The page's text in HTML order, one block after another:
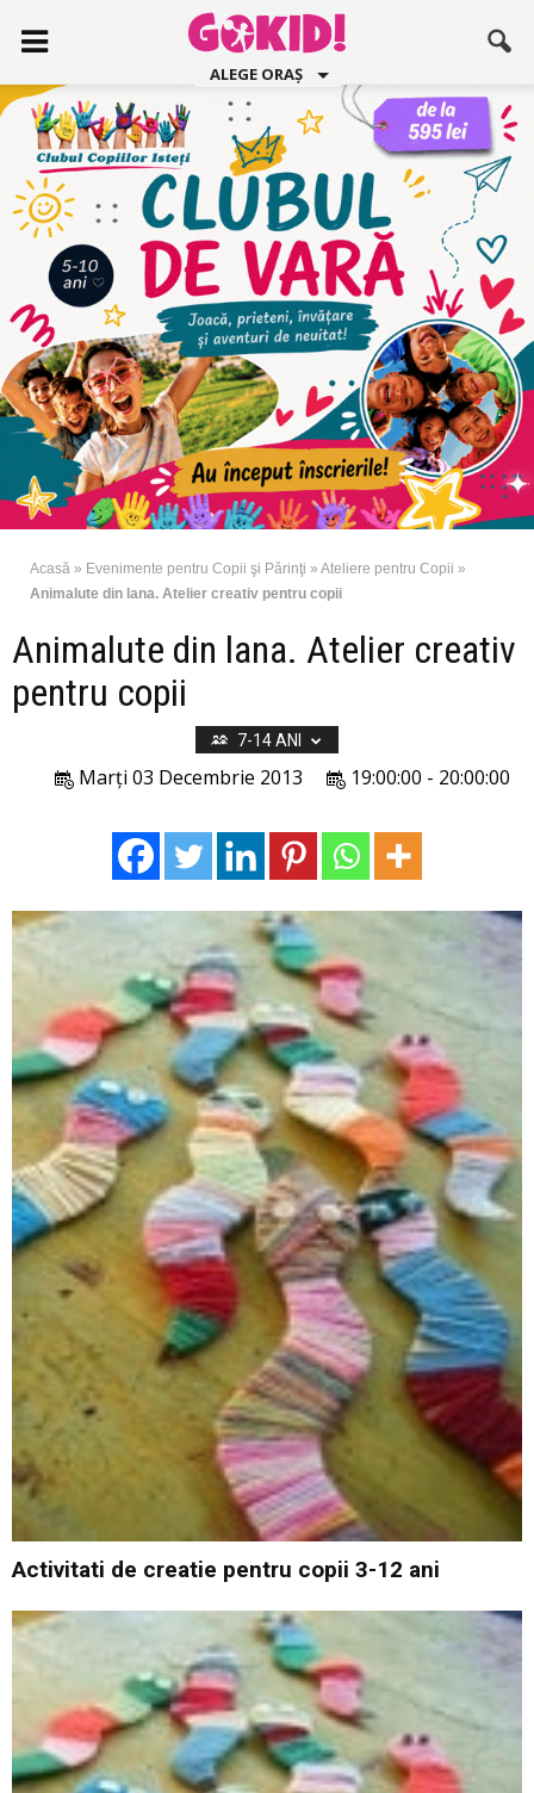
ALEGE ORAȘ
Acasă » Evenimente pentru Copii şi Părinţi » Ateliere pentru Copii »
Animalute din lana. Atelier creativ pentru copii
Animalute din lana. Atelier creativ
pentru copii
7-14 ANI
19:00:00 - 20:00:00
Marți 03 Decembrie 2013
Activitati de creatie pentru copii 3-12 ani